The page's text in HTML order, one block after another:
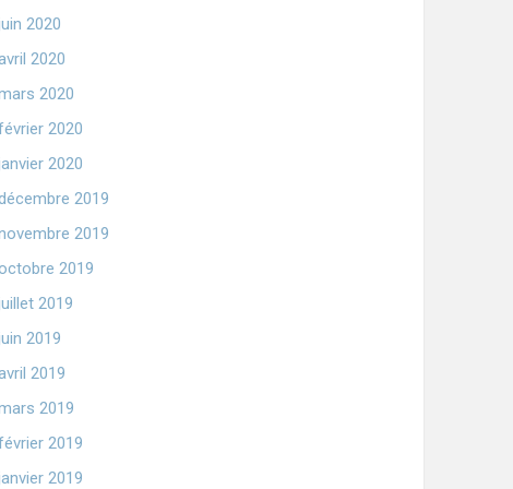
2020
2020
2020
2020
2020
2019
2019
2019
2019
2019
2019
2019
2019
2019